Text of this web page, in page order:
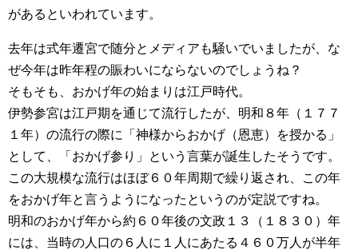
があるといわれています。
去年は式年遷宮で随分とメディアも騒いでいましたが、な
ぜ今年は昨年程の賑わいにならないのでしょうね？
そもそも、おかげ年の始まりは江戸時代。
伊勢参宮は江戸期を通じて流行したが、明和８年（１７７
１年）の流行の際に「神様からおかげ（恩恵）を授かる」
として、「おかげ参り」という言葉が誕生したそうです。
この大規模な流行はほぼ６０年周期で繰り返され、この年
をおかげ年と言うようになったというのが定説ですね。
明和のおかげ年から約６０年後の文政１３（１８３０）年
には、当時の人口の６人に１人にあたる４６０万人が半年